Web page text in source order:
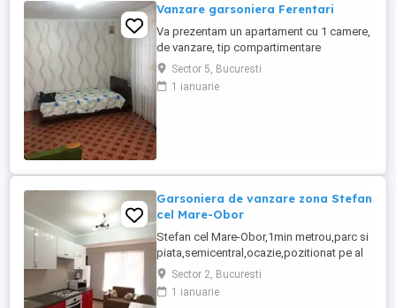
Vanzare garsoniera Ferentari
Va prezentam un apartament cu 1 camere,
de vanzare, tip compartimentare
semidecomandat, situat în zona Salaj din
Bucuresti. Proprietatea este amplasată
într-un imobil de tip , construit în anul , la
Sector 5, Bucuresti
1 ianuarie
Garsoniera de vanzare zona Stefan
cel Mare-Obor
Stefan cel Mare-Obor,1min metrou,parc si
piata,semicentral,ocazie,pozitionat pe al
2-lea rand de blocuri,liniste,an 1986,in
bloc mixt,reabilitat termic,etaj ideal 1 din 8,
decomandata,confort 1 sporit 39 mp,
Sector 2, Bucuresti
1 ianuarie